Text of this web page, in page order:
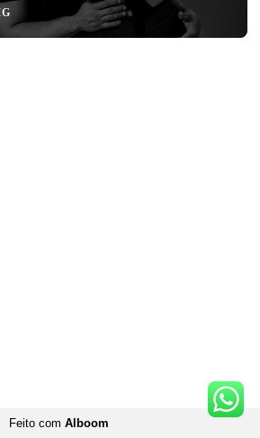
Feito com Alboom